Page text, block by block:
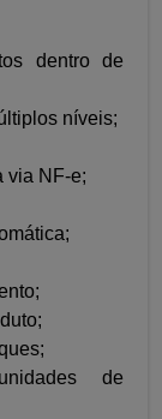
dentro de
níveis;
via NF-e;
de